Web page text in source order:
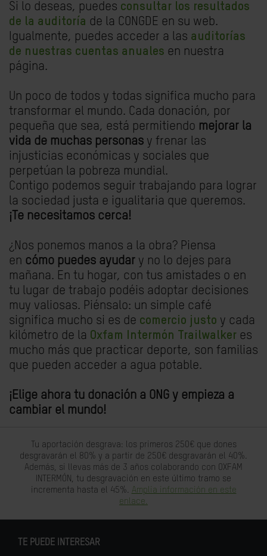
Si lo deseas, puedes consultar los resultados
de la auditoría de la CONGDE en su web.
Igualmente, puedes acceder a las auditorías
de nuestras cuentas anuales en nuestra
página.
Un poco de todos y todas significa mucho para
transformar el mundo. Cada donación, por
pequeña que sea, está permitiendo mejorar la
vida de muchas personas y frenar las
injusticias económicas y sociales que
perpetúan la pobreza mundial.
Contigo podemos seguir trabajando para lograr
la sociedad justa e igualitaria que queremos.
¡Te necesitamos cerca!
¿Nos ponemos manos a la obra? Piensa
en cómo puedes ayudar y no lo dejes para
mañana. En tu hogar, con tus amistades o en
tu lugar de trabajo podéis adoptar decisiones
muy valiosas. Piénsalo: un simple café
significa mucho si es de comercio justo y cada
kilómetro de la Oxfam Intermón Trailwalker es
mucho más que practicar deporte, son familias
que pueden acceder a agua potable.
¡Elige ahora tu donación a ONG y empieza a
cambiar el mundo!
Tu aportación desgrava: los primeros 250€ que dones
desgravarán el 80% y a partir de 250€ desgravarán el 40%.
Además, si llevas más de 3 años colaborando con OXFAM
INTERMÓN, tu desgravación en este último tramo se
incrementa hasta el 45%. Amplia información en este
enlace.
TE PUEDE INTERESAR